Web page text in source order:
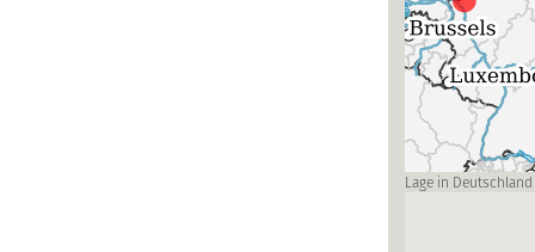
Lage in Deutschland